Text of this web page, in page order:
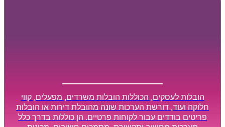
הובלות לעסקים, הכוללות הובלות משרדים, מפעלים, קווי
חלוקה ועוד, דורשת הערכות שונה מהובלת דירות או הובלות
פריטים בודדים עבור לקוחות פרטיים. הן כוללות בדרך כלל